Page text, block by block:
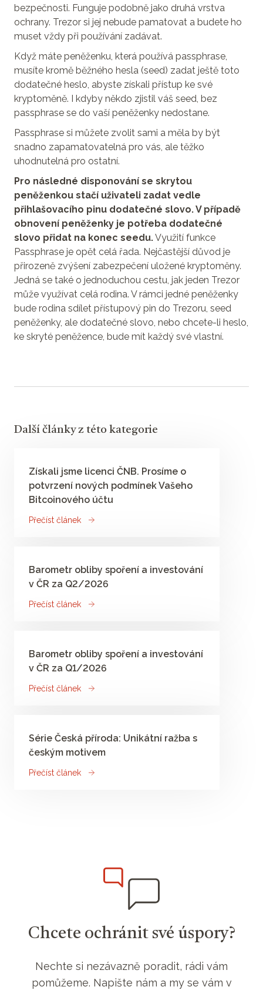
bezpečnosti. Funguje podobně jako druhá vrstva
ochrany. Trezor si jej nebude pamatovat a budete ho
muset vždy při používání zadávat.
Když máte peněženku, která používá passphrase,
musíte kromě běžného hesla (seed) zadat ještě toto
dodatečné heslo, abyste získali přístup ke své
kryptoměně. I kdyby někdo zjistil váš seed, bez
passphrase se do vaší peněženky nedostane.
Passphrase si můžete zvolit sami a měla by být
snadno zapamatovatelná pro vás, ale těžko
uhodnutelná pro ostatní.
Pro následné disponování se skrytou
peněženkou stačí uživateli zadat vedle
přihlašovacího pinu dodatečné slovo. V případě
obnovení peněženky je potřeba dodatečné
slovo přidat na konec seedu.Využití funkce
Passphrase je opět celá řada. Nejčastější důvod je
přirozeně zvýšení zabezpečení uložené kryptoměny.
Jedná se také o jednoduchou cestu, jak jeden Trezor
může využívat celá rodina. V rámci jedné peněženky
bude rodina sdílet přístupový pin do Trezoru, seed
peněženky, ale dodatečné slovo, nebo chcete-li heslo,
ke skryté peněžence, bude mít každý své vlastní.
Další články z této kategorie
Získali jsme licenci ČNB. Prosíme o
potvrzení nových podmínek Vašeho
Bitcoinového účtu
Přečíst článek
Barometr obliby spoření a investování
v ČR za Q2/2026
Přečíst článek
Barometr obliby spoření a investování
v ČR za Q1/2026
Přečíst článek
Série Česká příroda: Unikátní ražba s
českým motivem
Přečíst článek
Chcete ochránit své úspory?
Nechte si nezávazně poradit, rádi vám
pomůžeme. Napište nám a my se vám v